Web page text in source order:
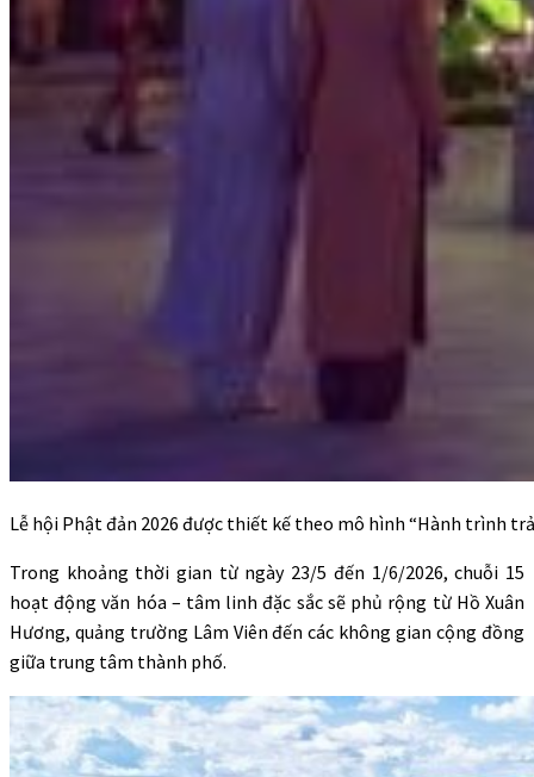
Lễ hội Phật đản 2026 được thiết kế theo mô hình “Hành trình
Trong khoảng thời gian từ ngày 23/5 đến 1/6/2026, chuỗi 15
hoạt động văn hóa – tâm linh đặc sắc sẽ phủ rộng từ Hồ Xuân
Hương, quảng trường Lâm Viên đến các không gian cộng đồng
giữa trung tâm thành phố.